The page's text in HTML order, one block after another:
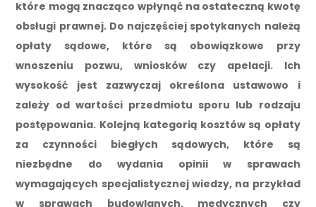
które mogą znacząco wpłynąć na ostateczną kwotę
obsługi prawnej. Do najczęściej spotykanych należą
opłaty sądowe, które są obowiązkowe przy
wnoszeniu pozwu, wniosków czy apelacji. Ich
wysokość jest zazwyczaj określona ustawowo i
zależy od wartości przedmiotu sporu lub rodzaju
postępowania. Kolejną kategorią kosztów są opłaty
za czynności biegłych sądowych, które są
niezbędne do wydania opinii w sprawach
wymagających specjalistycznej wiedzy, na przykład
w sprawach budowlanych, medycznych czy